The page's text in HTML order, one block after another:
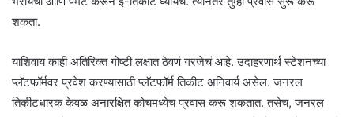
शकता.
याशिवाय काही अतिरिक्त गोष्टी लक्षात ठेवणं गरजेचं आहे. उदाहरणार्थ स्टेशनच्या
प्लॅटफॉर्मवर प्रवेश करण्यासाठी प्लॅटफॉर्म तिकीट अनिवार्य असेल. जनरल
तिकीटधारक केवळ अनारक्षित कोचमध्येच प्रवास करू शकतात. तसेच, जनरल